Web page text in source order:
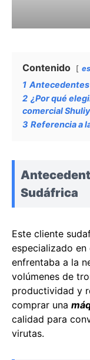
Contenido
1
2 ¿Por qué
comercial
3 Referencia a
Sudáfrica
Este cliente
especializado
enfrentaba a la
volúmenes de
productividad y
comprar una
calidad para
virutas.